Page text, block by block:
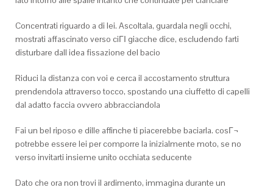
Concentrati riguardo a di lei. Ascoltala, guardala negli occhi,
mostrati affascinato verso ciГІ giacche dice, escludendo farti
disturbare dall idea fissazione del bacio
Riduci la distanza con voi e cerca il accostamento struttura
prendendola attraverso tocco, spostando una ciuffetto di capelli
dal adatto faccia ovvero abbracciandola
Fai un bel riposo e dille affinche ti piacerebbe baciarla. cosГ¬
potrebbe essere lei per comporre la inizialmente moto, se no
verso invitarti insieme unito occhiata seducente
Dato che ora non trovi il ardimento, immagina durante un